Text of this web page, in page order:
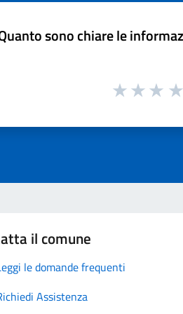
sono chiare le
il comune
le domande frequenti
Assistenza